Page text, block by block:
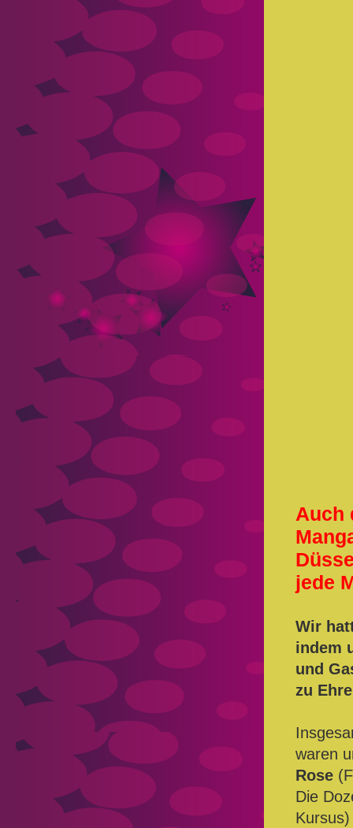
Auch
jede
Wir
indem
und
zu
waren
Rose
Die